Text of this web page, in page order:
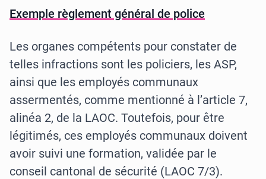
Exemple règlement général de police
Les organes compétents pour constater de
telles infractions sont les policiers, les ASP,
ainsi que les employés communaux
assermentés, comme mentionné à l’article 7,
alinéa 2, de la LAOC. Toutefois, pour être
légitimés, ces employés communaux doivent
avoir suivi une formation, validée par le
conseil cantonal de sécurité (LAOC 7/3).